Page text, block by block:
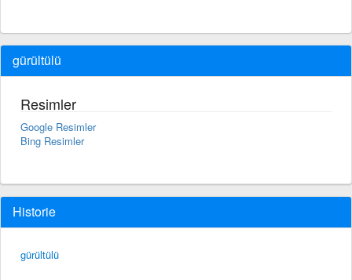
gürültülü
Resimler
Google Resimler
Bing Resimler
Historie
gürültülü